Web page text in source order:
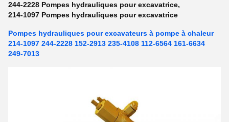
244-2228 Pompes hydrauliques pour excavatrice,
214-1097 Pompes hydrauliques pour excavatrice
Pompes hydrauliques pour excavateurs à pompe à chaleur
214-1097 244-2228 152-2913 235-4108 112-6564 161-6634
249-7013